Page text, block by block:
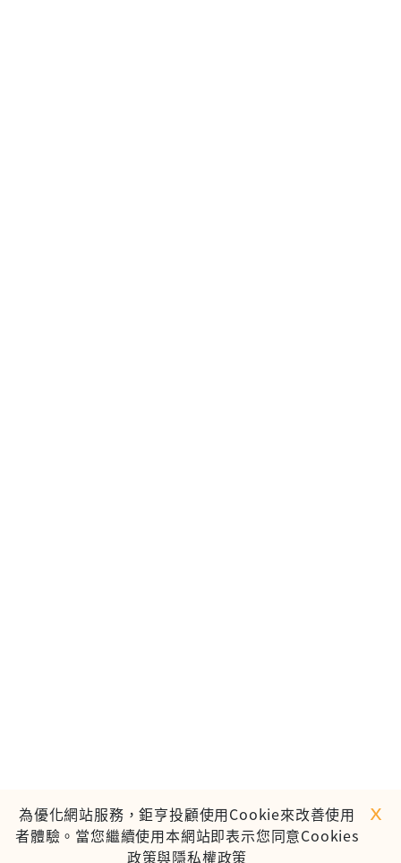
為優化網站服務，鉅亨投顧使用Cookie來改善使用
者體驗。當您繼續使用本網站即表示您同意Cookies
政策與隱私權政策
ｘ